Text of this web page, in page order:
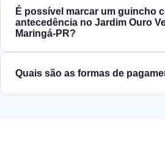
É possível marcar um guincho
antecedência no Jardim Ouro
Maringá‑PR?
Quais são as formas de